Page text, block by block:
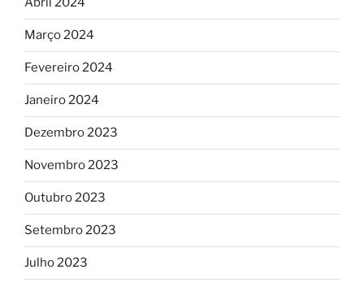
Março 2024
Fevereiro 2024
Janeiro 2024
Dezembro 2023
Novembro 2023
Outubro 2023
Setembro 2023
Julho 2023